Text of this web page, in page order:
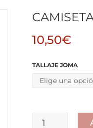
10,50€
TALLAJE JOMA
CAMISETA